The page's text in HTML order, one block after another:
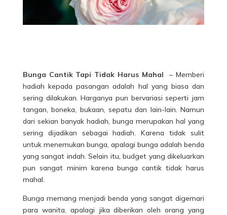
Bunga Cantik Tapi Tidak Harus Mahal–Memberi
hadiah kepada pasangan adalah hal yang biasa dan
sering dilakukan. Harganya pun bervariasi seperti jam
tangan, boneka, bukaan, sepatu dan lain-lain. Namun
dari sekian banyak hadiah, bunga merupakan hal yang
sering dijadikan sebagai hadiah. Karena tidak sulit
untuk menemukan bunga, apalagi bunga adalah benda
yang sangat indah. Selain itu, budget yang dikeluarkan
pun sangat minim karena bunga cantik tidak harus
mahal.
Bunga memang menjadi benda yang sangat digemari
para wanita, apalagi jika diberikan oleh orang yang